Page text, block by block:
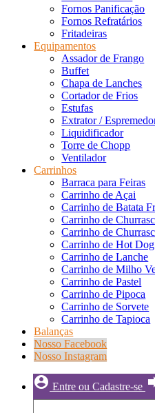
Fornos Panificação
Fornos Refratários
Fritadeiras
Equipamentos
Assador de Frango
Buffet
Chapa de Lanches
Cortador de Frios
Estufas
Extrator /
Liquidificador
Torre de Chopp
Ventilador
Carrinhos
Barraca para Feiras
Carrinho de Açai
Carrinho de Batata
Carrinho de
Carrinho de
Carrinho de Hot Dog
Carrinho de Lanche
Carrinho de Milho
Carrinho de Pastel
Carrinho de Pipoca
Carrinho de Sorvete
Carrinho de Tapioca
Balanças
Nosso Facebook
Nosso Instagram
account_circle Entre ou Cadastre-se